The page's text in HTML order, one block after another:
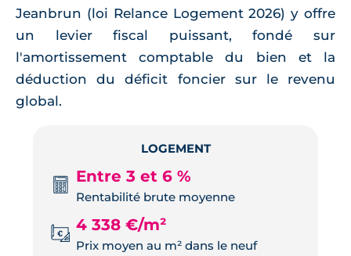
Jeanbrun (loi Relance Logement 2026) y offre
un levier fiscal puissant, fondé sur
l'amortissement comptable du bien et la
déduction du déficit foncier sur le revenu
global.
LOGEMENT
Entre 3 et 6 %
Rentabilité brute moyenne
4 338 €/m²
Prix moyen au m² dans le neuf